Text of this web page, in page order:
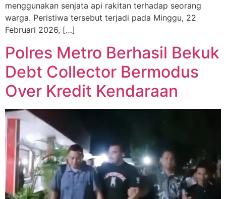
menggunakan senjata api rakitan terhadap seorang
warga. Peristiwa tersebut terjadi pada Minggu, 22
Februari 2026, […]
Polres Metro Berhasil Bekuk
Debt Collector Bermodus
Over Kredit Kendaraan